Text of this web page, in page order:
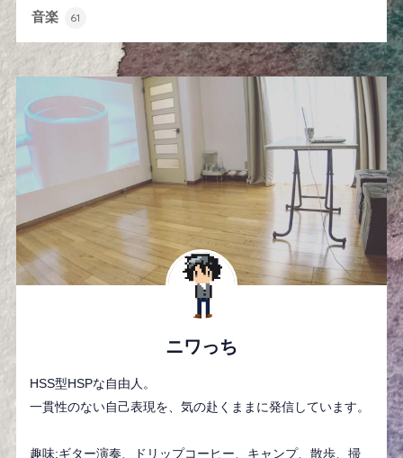
音楽 61
ニワっち
HSS型HSPな自由人。
一貫性のない自己表現を、気の赴くままに発信しています。
趣味:ギター演奏、ドリップコーヒー、キャンプ、散歩、掃